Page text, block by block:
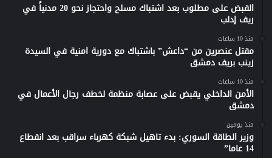
القبض على مطلوب بعد اشتباك مسلح واحتجاز نحو 20 مدنياً في
ريف إدلب
منذ 10 ساعات
مقتل عنصرين من “داعش” باشتباك مع دورية امنية في السيدة
زينب بريف دمشق
منذ 10 ساعات
الأمن الداخلي يقبض على عصابة منظمة لخطف رجال الأعمال في
دمشق
منذ يومين
وزير الطاقة السوري: بدء تاهيل شبكة كهرباء سراقب بعد انقطاع
14 عاما”